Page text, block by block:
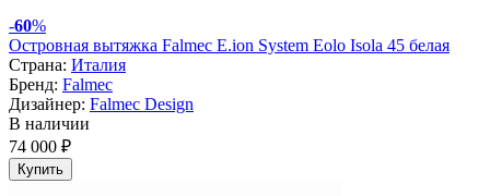
-60%
Островная вытяжка Falmec E.ion System Eolo Isola 45 белая
Страна: Италия
Бренд: Falmec
Дизайнер: Falmec Design
В наличии
74 000 ₽
Купить